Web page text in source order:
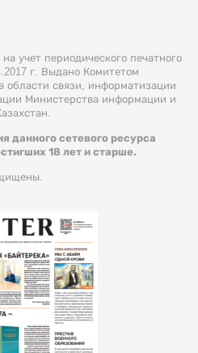
учет периодического печатного
г. Выдано Комитетом
области связи, информатизации
Министерства информации и
данного сетевого ресурса
18 лет и старше.